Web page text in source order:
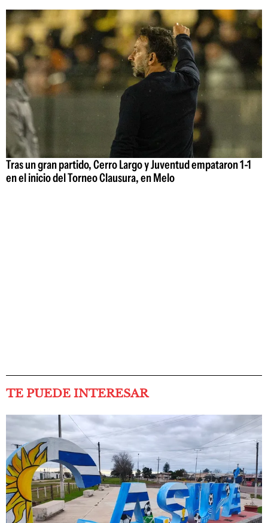
Tras un gran partido, Cerro Largo y Juventud empataron 1-1
en el inicio del Torneo Clausura, en Melo
TE PUEDE INTERESAR